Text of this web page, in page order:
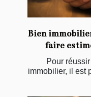
Bien
faire
Pour
immobilier, il est